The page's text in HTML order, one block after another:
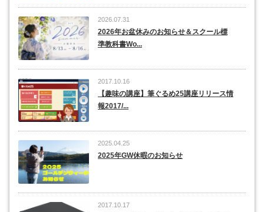
2026.07.31
2026年お盆休みのお知らせ＆スクール標
準教科書Wo...
2017.10.16
【趣味の講座】筆ぐるめ25講座リリース情
報2017/...
2025.04.25
2025年GW休暇のお知らせ
2017.10.17